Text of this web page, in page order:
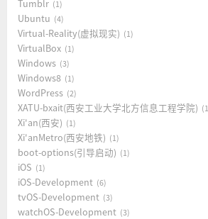
Tumblr 1
Ubuntu 4
Virtual-Reality(虚拟现实) 1
VirtualBox 1
Windows 3
Windows8 1
WordPress 2
XATU-bxait(西安工业大学北方信息工程学院) 1
Xi'an(西安) 1
Xi'anMetro(西安地铁) 1
boot-options(引导启动) 1
iOS 1
iOS-Development 6
tvOS-Development 3
watchOS-Development 3